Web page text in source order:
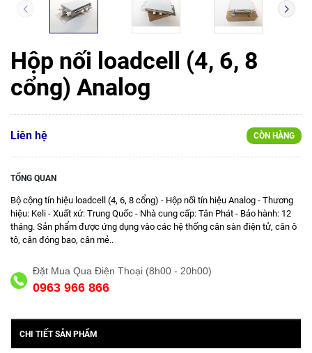
Hộp nối loadcell (4, 6, 8
cổng) Analog
Liên hệ CÒN HÀNG
TỔNG QUAN
Bộ cộng tín hiệu loadcell (4, 6, 8 cổng) - Hộp nối tín hiệu Analog - Thương
hiệu: Keli - Xuất xứ: Trung Quốc - Nhà cung cấp: Tân Phát - Bảo hành: 12
tháng. Sản phẩm được ứng dụng vào các hệ thống cân sàn điện tử, cân ô
tô, cân đóng bao, cân mẻ..
Đặt Mua Qua Điện Thoại (8h00 - 20h00)
0963 966 866
CHI TIẾT SẢN PHẨM